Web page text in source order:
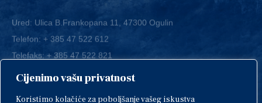
Cijenimo vašu privatnost
Koristimo kolačiće za poboljšanje vašeg iskustva
Ured: Ulica B.Frankopana 11, 47300 Ogulin
Telefon:+ 385 47 522 612
Telefaks:+ 385 47 522 821
E-mail:grad-ogulin@ogulin.hr
OIB: 58264108511